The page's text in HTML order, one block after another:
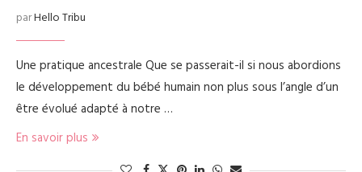
parHello Tribu
Une pratique ancestrale Que se passerait-il si nous abordions
le développement du bébé humain non plus sous l’angle d’un
être évolué adapté à notre …
En savoir plus